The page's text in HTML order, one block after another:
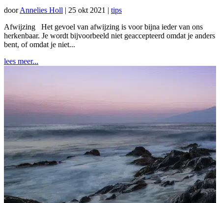
doorAnnelies Holl | 25 okt 2021 | tips
Afwijzing Het gevoel van afwijzing is voor bijna ieder van ons
herkenbaar. Je wordt bijvoorbeeld niet geaccepteerd omdat je anders
bent, of omdat je niet...
lees meer...